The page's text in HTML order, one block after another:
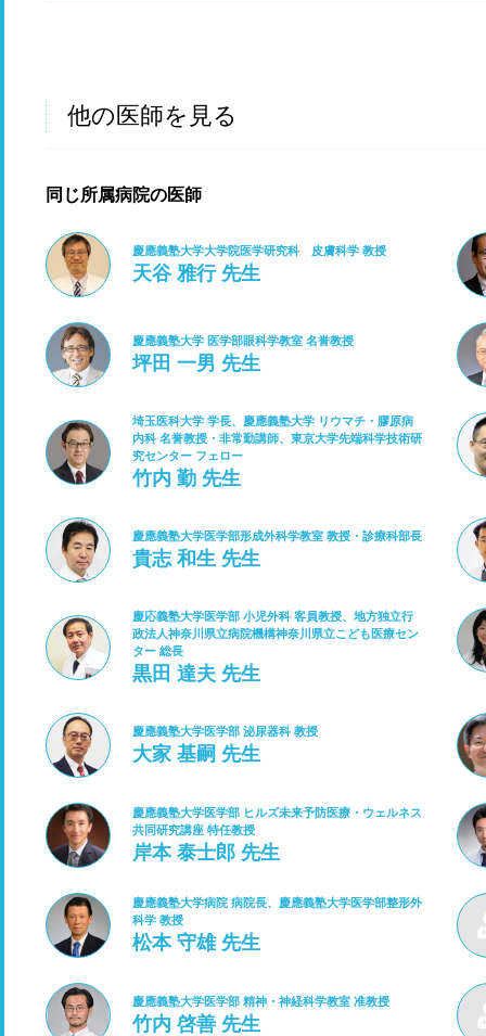
他の医師を見る
同じ所属病院の医師
慶應義塾大学大学院医学研究科 皮膚科学 教授
天谷 雅行 先生
慶應義塾大学 医学部眼科学教室 名誉教授
坪田 一男 先生
埼玉医科大学 学長、慶應義塾大学 リウマチ・膠原病
内科 名誉教授・非常勤講師、東京大学先端科学技術研
究センター フェロー
竹内 勤 先生
慶應義塾大学医学部形成外科学教室 教授・診療科部長
貴志 和生 先生
慶応義塾大学医学部 小児外科 客員教授、地方独立行
政法人神奈川県立病院機構神奈川県立こども医療セン
ター 総長
黒田 達夫 先生
慶應義塾大学医学部 泌尿器科 教授
大家 基嗣 先生
慶應義塾大学医学部 ヒルズ未来予防医療・ウェルネス
共同研究講座 特任教授
岸本 泰士郎 先生
慶應義塾大学病院 病院長、慶應義塾大学医学部整形外
科学 教授
松本 守雄 先生
慶應義塾大学医学部 精神・神経科学教室 准教授
竹内 啓善 先生